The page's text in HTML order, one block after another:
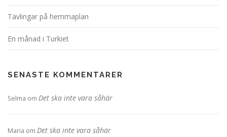
Tävlingar på hemmaplan
En månad i Turkiet
SENASTE KOMMENTARER
Selma om Det ska inte vara såhär
Maria om Det ska inte vara såhär